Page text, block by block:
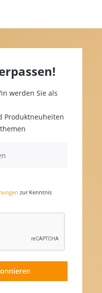
werden Sie als
Produktneuheiten
zur Kenntnis